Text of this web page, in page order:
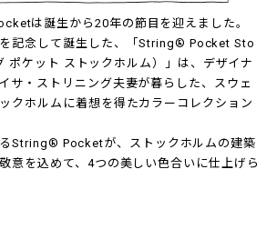
は誕生から20年の節目を迎えました。
記念して誕生した、「String® Pocket Sto
ポケット ストックホルム）」は、デザイナ
サ・ストリニング夫妻が暮らした、スウェ
クホルムに着想を得たカラーコレクション
String® Pocketが、ストックホルムの建築
意を込めて、4つの美しい色合いに仕上げら